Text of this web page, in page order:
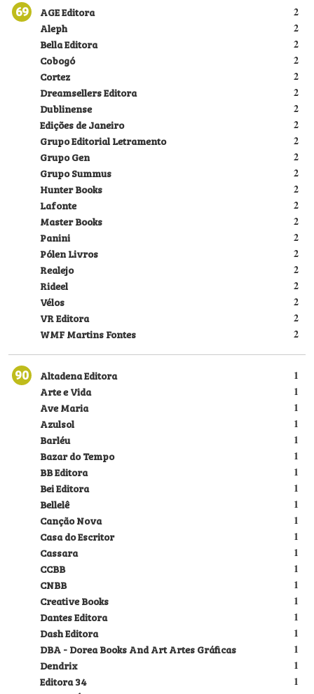
69 2
AGE Editora
2
Aleph
2
Bella Editora
2
Cobogó
2
Cortez
2
Dreamsellers Editora
2
Dublinense
2
Edições de Janeiro
2
Grupo Editorial Letramento
2
Grupo Gen
2
Grupo Summus
2
Hunter Books
2
Lafonte
2
Master Books
2
Panini
2
Pólen Livros
2
Realejo
2
Rideel
2
Vélos
2
VR Editora
2
WMF Martins Fontes
90 1
Altadena Editora
1
Arte e Vida
1
Ave Maria
1
Azulsol
1
Barléu
1
Bazar do Tempo
1
BB Editora
1
Bei Editora
1
Bellelê
1
Canção Nova
1
Casa do Escritor
1
Cassara
1
CCBB
1
CNBB
1
Creative Books
1
Dantes Editora
1
Dash Editora
1
DBA - Dorea Books And Art Artes Gráficas
1
Dendrix
1
Editora 34